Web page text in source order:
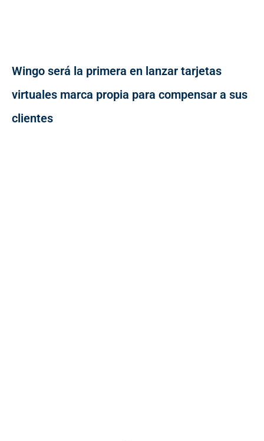
Wingo será la primera en lanzar tarjetas
virtuales marca propia para compensar a sus
clientes